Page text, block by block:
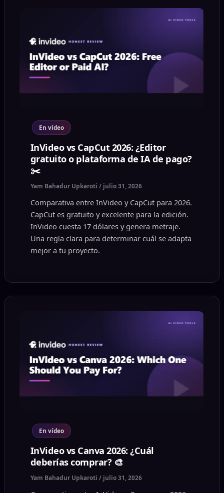
En vídeo
InVideo vs CapCut 2026: ¿Editor
gratuito o plataforma de IA de pago?
✂️
Yam Bahadur Upkaroti / julio 31, 2026
Comparativa entre InVideo y CapCut para 2026.
CapCut es gratuito y excelente para la edición.
InVideo cuesta 17 dólares y genera metraje.
Una regla clara para determinar cuál se adapta
mejor a tu proyecto.
En vídeo
InVideo vs Canva 2026: ¿Cuál
deberías comprar? 🎨
Yam Bahadur Upkaroti / julio 31, 2026